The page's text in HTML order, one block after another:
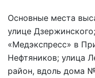
Основные места
улице
«Медэкспресс» в
Нефтяников; улица
район, вдоль дома